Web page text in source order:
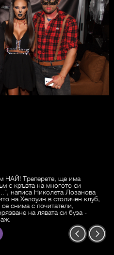
НАЙ! Треперете, ще има
с кръвта на многото си
написа Николета Лозанова
на Хелоуин в столичен клуб,
снима с почитатели,
на лявата си буза -